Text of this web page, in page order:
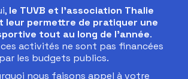
le TUVB et l'association Thalie
leur permettre de pratiquer une
tout au long de l’année.
activités ne sont pas financées
par les budgets publics.
nous faisons appel à votre